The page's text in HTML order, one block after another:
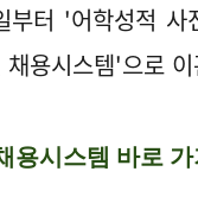
부터 '어학성적 사
용시스템'으로
용시스템 바로 가